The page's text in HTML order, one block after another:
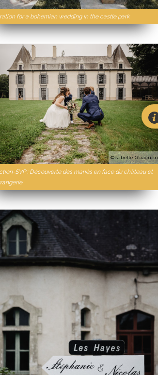
for a bohemian wedding in the castle park
SVP : Découverte des mariés en face du château et
©Isabelle Gloaguen